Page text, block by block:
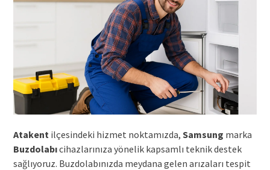
Atakent ilçesindeki hizmet noktamızda, Samsung marka
Buzdolabıcihazlarınıza yönelik kapsamlı teknik destek
sağlıyoruz. Buzdolabınızda meydana gelen arızaları tespit